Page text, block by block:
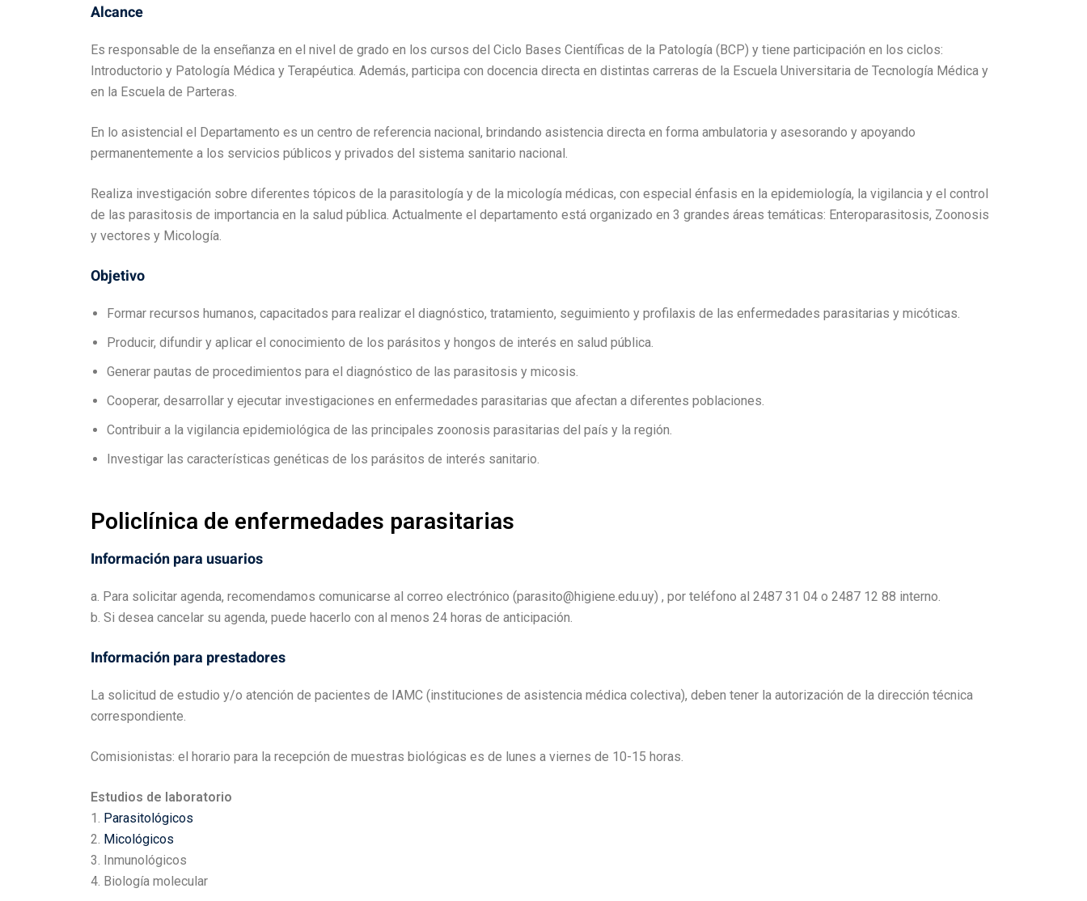
Alcance
Es responsable de la enseñanza en el nivel de grado en los cursos del Ciclo Bases Científicas de la Patología (BCP) y tiene participación en los ciclos:
Introductorio y Patología Médica y Terapéutica. Además, participa con docencia directa en distintas carreras de la Escuela Universitaria de Tecnología Médica y
en la Escuela de Parteras.
En lo asistencial el Departamento es un centro de referencia nacional, brindando asistencia directa en forma ambulatoria y asesorando y apoyando
permanentemente a los servicios públicos y privados del sistema sanitario nacional.
Realiza investigación sobre diferentes tópicos de la parasitología y de la micología médicas, con especial énfasis en la epidemiología, la vigilancia y el control
de las parasitosis de importancia en la salud pública. Actualmente el departamento está organizado en 3 grandes áreas temáticas: Enteroparasitosis, Zoonosis
y vectores y Micología.
Objetivo
Formar recursos humanos, capacitados para realizar el diagnóstico, tratamiento, seguimiento y profilaxis de las enfermedades parasitarias y micóticas.
Producir, difundir y aplicar el conocimiento de los parásitos y hongos de interés en salud pública.
Generar pautas de procedimientos para el diagnóstico de las parasitosis y micosis.
Cooperar, desarrollar y ejecutar investigaciones en enfermedades parasitarias que afectan a diferentes poblaciones.
Contribuir a la vigilancia epidemiológica de las principales zoonosis parasitarias del país y la región.
Investigar las características genéticas de los parásitos de interés sanitario.
Policlínica de enfermedades parasitarias
Información para usuarios
a. Para solicitar agenda, recomendamos comunicarse al correo electrónico (parasito@higiene.edu.uy) , por teléfono al 2487 31 04 o 2487 12 88 interno.
b. Si desea cancelar su agenda, puede hacerlo con al menos 24 horas de anticipación.
Información para prestadores
La solicitud de estudio y/o atención de pacientes de IAMC (instituciones de asistencia médica colectiva), deben tener la autorización de la dirección técnica
correspondiente.
Comisionistas: el horario para la recepción de muestras biológicas es de lunes a viernes de 10-15 horas.
Estudios de laboratorio
1. Parasitológicos
2. Micológicos
3. Inmunológicos
4. Biología molecular